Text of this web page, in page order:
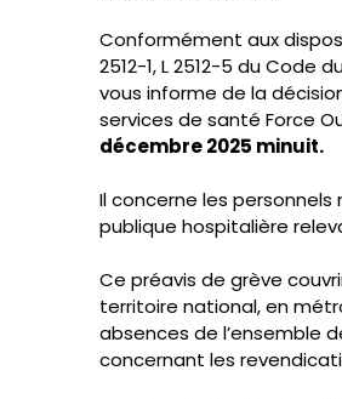
Conformément aux
2512-1, L 2512-5 du Code
vous informe de la
services de santé Force
décembre 2025 minuit.
Il concerne les
publique hospitalière
Ce préavis de grève
territoire national, en
absences de l’ensemble
concernant les